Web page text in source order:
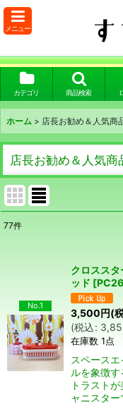
メニュー
カテゴリ 商品検索
ホーム > 店長お勧め＆人気商
店長お勧め＆人気商
77件
No.1
クロスス
ッド [
3,500 円(
(税込:
在庫数 1点
スペース
ルを象徴
トラスト
ャニスタ